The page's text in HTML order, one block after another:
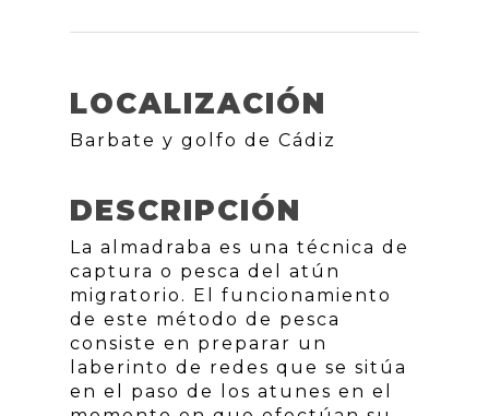
LOCALIZACIÓN
Barbate y golfo de Cádiz
DESCRIPCIÓN
La almadraba es una técnica de
captura o pesca del atún
migratorio. El funcionamiento
de este método de pesca
consiste en preparar un
laberinto de redes que se sitúa
en el paso de los atunes en el